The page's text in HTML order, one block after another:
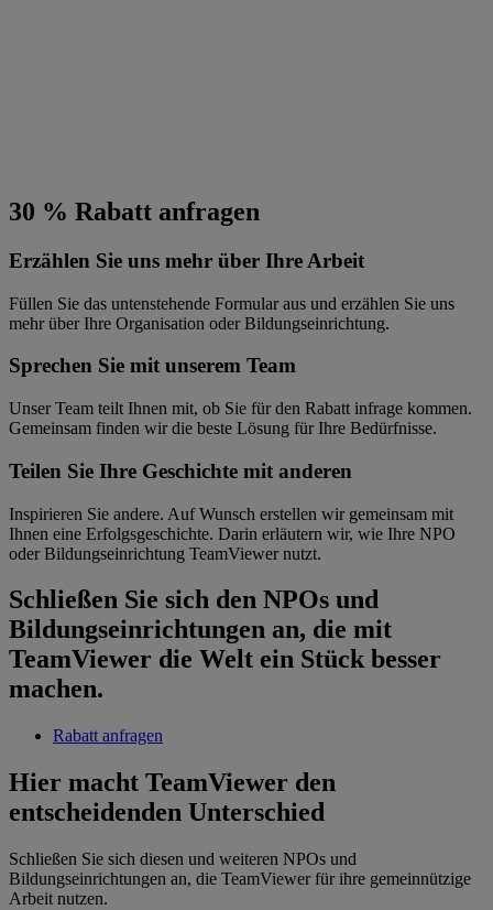
30 % Rabatt anfragen
Erzählen Sie uns mehr über Ihre Arbeit
Füllen Sie das untenstehende Formular aus und erzählen Sie uns
mehr über Ihre Organisation oder Bildungseinrichtung.
Sprechen Sie mit unserem Team
Unser Team teilt Ihnen mit, ob Sie für den Rabatt infrage kommen.
Gemeinsam finden wir die beste Lösung für Ihre Bedürfnisse.
Teilen Sie Ihre Geschichte mit anderen
Inspirieren Sie andere. Auf Wunsch erstellen wir gemeinsam mit
Ihnen eine Erfolgsgeschichte. Darin erläutern wir, wie Ihre NPO
oder Bildungseinrichtung TeamViewer nutzt.
Schließen Sie sich den NPOs und
Bildungseinrichtungen an, die mit
TeamViewer die Welt ein Stück besser
machen.
Rabatt anfragen
Hier macht TeamViewer den
entscheidenden Unterschied
Schließen Sie sich diesen und weiteren NPOs und
Bildungseinrichtungen an, die TeamViewer für ihre gemeinnützige
Arbeit nutzen.